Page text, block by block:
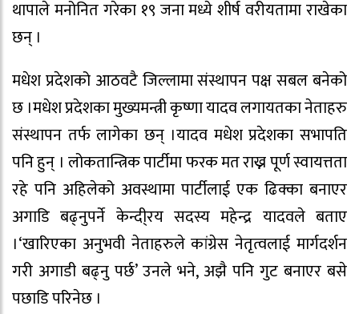
थापाले मनोनित गरेका १९ जना मध्ये शीर्ष वरीयतामा राखेका
छन् ।
मधेश प्रदेशको आठवटै जिल्लामा संस्थापन पक्ष सबल बनेको
छ ।मधेश प्रदेशका मुख्यमन्त्री कृष्णा यादव लगायतका नेताहरु
संस्थापन तर्फ लागेका छन् ।यादव मधेश प्रदेशका सभापति
पनि हुन् । लोकतान्त्रिक पार्टीमा फरक मत राख्न पूर्ण स्वायत्तता
रहे पनि अहिलेको अवस्थामा पार्टीलाई एक ढिक्का बनाएर
अगाडि बढ्नुपर्ने केन्दी्रय सदस्य महेन्द्र यादवले बताए
।‘खारिएका अनुभवी नेताहरुले कांग्रेस नेतृत्वलाई मार्गदर्शन
गरी अगाडी बढ्नु पर्छ’ उनले भने, अझै पनि गुट बनाएर बसे
पछाडि परिनेछ ।